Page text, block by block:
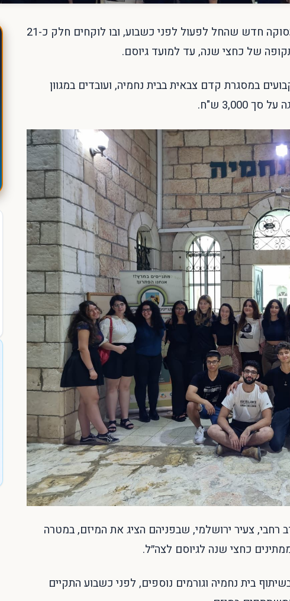
עיריית ירושלים, באמצעות בית נחמיה, מובילים מיזם תעסוקה חדש שהחל לפעול לפני כשבוע, ובו לוקחים חלק כ-21
של כחצי שנה, עד למועד גיוסם.
במסגרת קדם צבאית בבית נחמיה, ועובדים במגוון
ש"ח.
רחבי, צעיר ירושלמי, שבפניהם הציג את המיזם, במטרה
כחצי שנה לגיוסם לצה״ל.
בית נחמיה וגורמים נוספים, לפני כשבוע התקיים